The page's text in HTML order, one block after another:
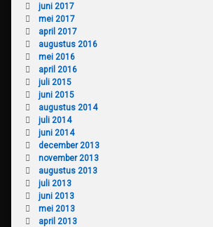
juni 2017
mei 2017
april 2017
augustus 2016
mei 2016
april 2016
juli 2015
juni 2015
augustus 2014
juli 2014
juni 2014
december 2013
november 2013
augustus 2013
juli 2013
juni 2013
mei 2013
april 2013